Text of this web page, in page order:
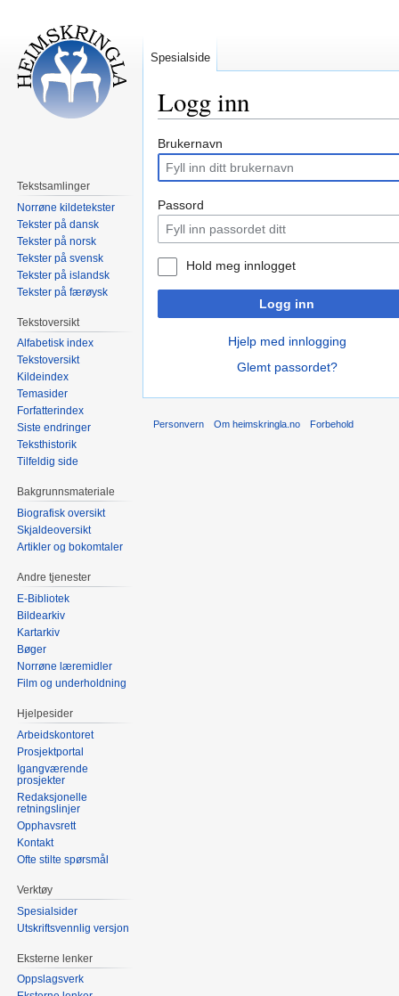
Logg inn
Hopp
navigering
Hopp
søk
Brukernavn
Passord
Hold meg innlogget
Logg inn
Hjelp med innlogging
Glemt passordet?
Spesialside
Tekstsamlinger
Norrøne kildetekster
Tekster på dansk
Tekster på norsk
Tekster på svensk
Tekster på islandsk
Tekster på færøysk
Tekstoversikt
Alfabetisk index
Tekstoversikt
Kildeindex
Temasider
Forfatterindex
Siste endringer
Teksthistorik
Tilfeldig side
Bakgrunnsmateriale
Biografisk oversikt
Skjaldeoversikt
Artikler og bokomtaler
Andre tjenester
E-Bibliotek
Bildearkiv
Kartarkiv
Bøger
Norrøne læremidler
Film og underholdning
Hjelpesider
Arbeidskontoret
Prosjektportal
Igangværende
prosjekter
Redaksjonelle
retningslinjer
Opphavsrett
Kontakt
Ofte stilte spørsmål
Verktøy
Spesialsider
Utskriftsvennlig versjon
Eksterne lenker
Oppslagsverk
Personvern Om heimskringla.no Forbehold